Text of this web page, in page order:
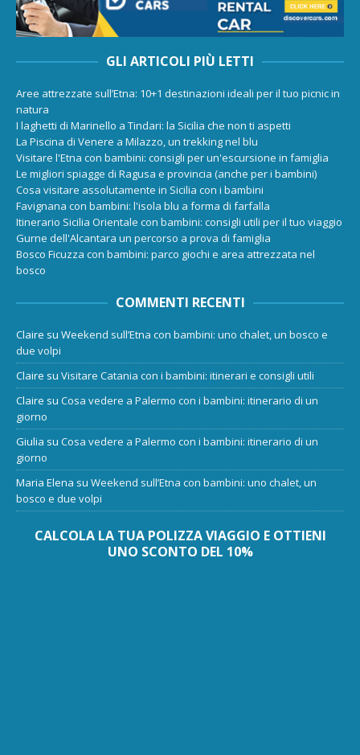
GLI ARTICOLI PIÙ LETTI
Aree attrezzate sull’Etna: 10+1 destinazioni ideali per il tuo picnic in
natura
I laghetti di Marinello a Tindari: la Sicilia che non ti aspetti
La Piscina di Venere a Milazzo, un trekking nel blu
Visitare l'Etna con bambini: consigli per un'escursione in famiglia
Le migliori spiagge di Ragusa e provincia (anche per i bambini)
Cosa visitare assolutamente in Sicilia con i bambini
Favignana con bambini: l'isola blu a forma di farfalla
Itinerario Sicilia Orientale con bambini: consigli utili per il tuo viaggio
Gurne dell'Alcantara un percorso a prova di famiglia
Bosco Ficuzza con bambini: parco giochi e area attrezzata nel
bosco
COMMENTI RECENTI
Claire su Weekend sull’Etna con bambini: uno chalet, un bosco e
due volpi
Claire su Visitare Catania con i bambini: itinerari e consigli utili
Claire su Cosa vedere a Palermo con i bambini: itinerario di un
giorno
Giulia su Cosa vedere a Palermo con i bambini: itinerario di un
giorno
Maria Elena su Weekend sull’Etna con bambini: uno chalet, un
bosco e due volpi
CALCOLA LA TUA POLIZZA VIAGGIO E OTTIENI
UNO SCONTO DEL 10%